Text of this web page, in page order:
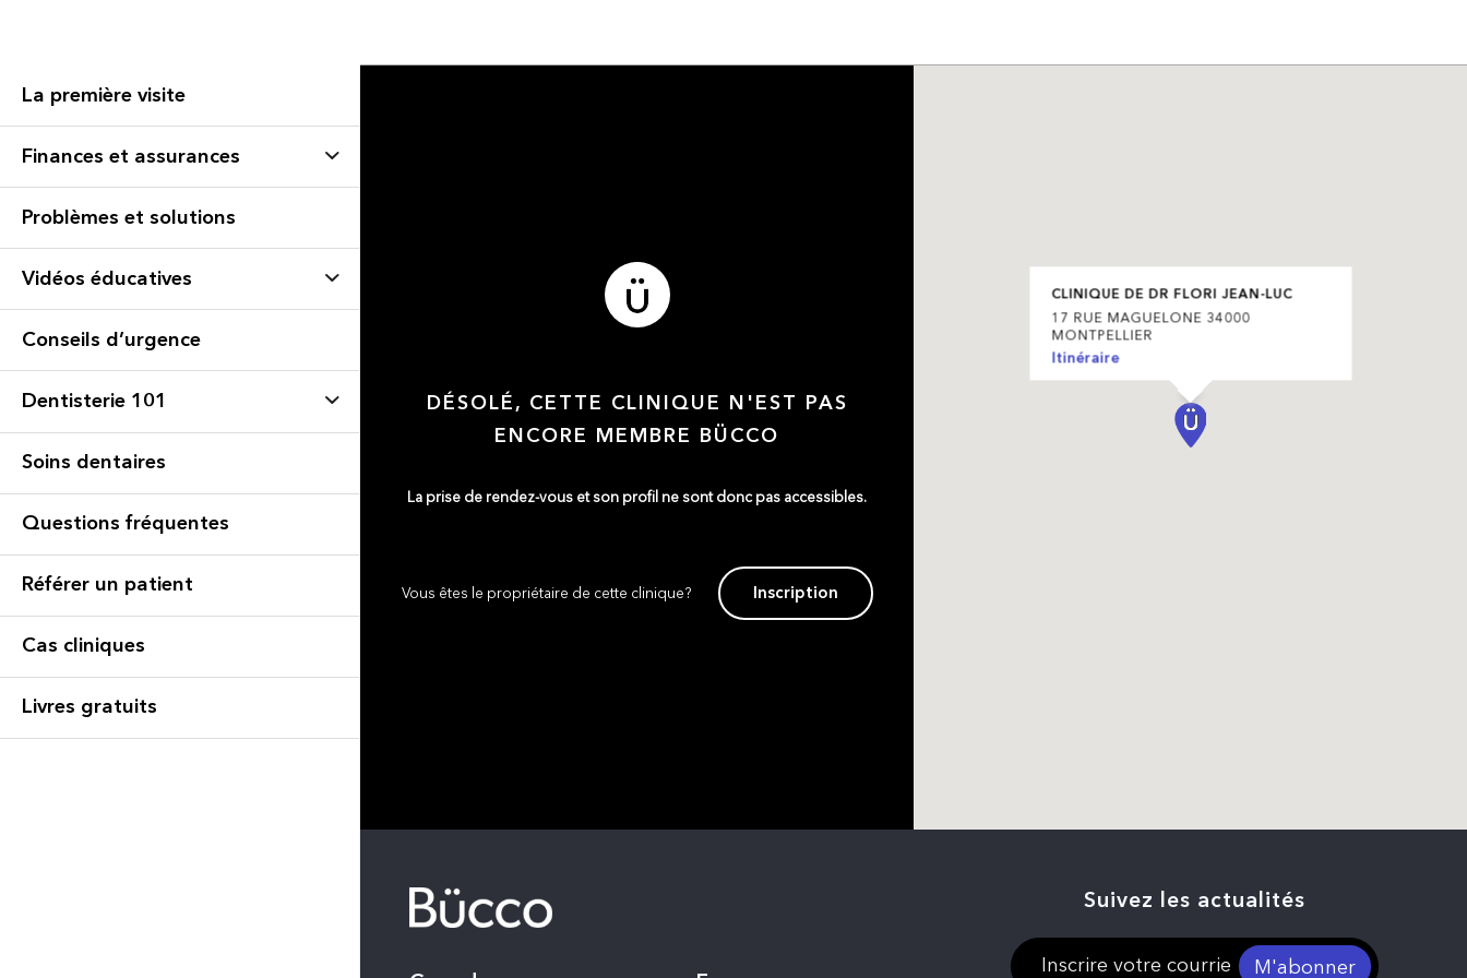
La première visite
Finances et assurances
Problèmes et solutions
Vidéos éducatives
Conseils d’urgence
Dentisterie 101
Soins dentaires
Questions fréquentes
Référer un patient
Cas cliniques
Livres gratuits
DÉSOLÉ, CETTE CLINIQUE N'EST PAS
ENCORE MEMBRE BÜCCO
La prise de rendez-vous et son profil ne sont donc pas accessibles.
Vous êtes le propriétaire de cette clinique? Inscription
CLINIQUE DE DR FLORI JEAN-LUC
17 RUE MAGUELONE 34000
MONTPELLIER
Itinéraire
Suivez les actualités
M'abonner